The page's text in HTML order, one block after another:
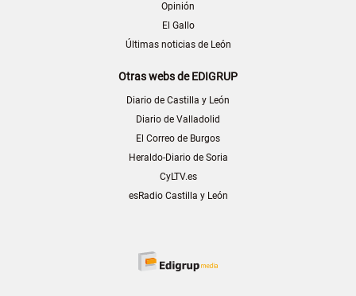
Opinión
El Gallo
Últimas noticias de León
Otras webs de EDIGRUP
Diario de Castilla y León
Diario de Valladolid
El Correo de Burgos
Heraldo-Diario de Soria
CyLTV.es
esRadio Castilla y León